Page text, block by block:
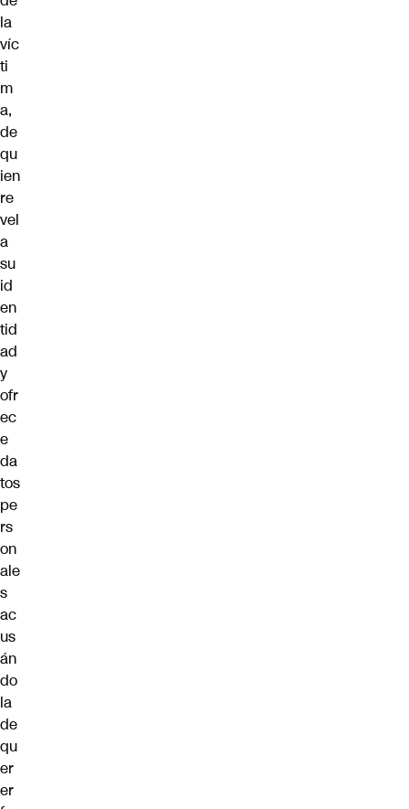
la
víc
ti
m
a,
de
qu
ien
re
vel
a
su
id
en
tid
ad
y
ofr
ec
e
da
tos
pe
rs
on
ale
s
ac
us
án
do
la
de
qu
er
er